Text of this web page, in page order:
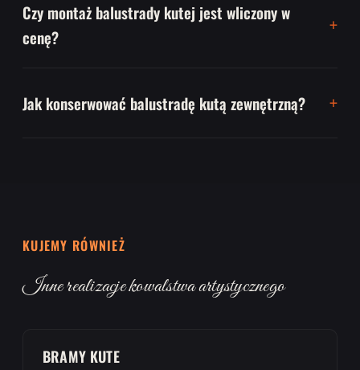
Czy montaż balustrady kutej jest wliczony w
cenę?
Jak konserwować balustradę kutą zewnętrzną?
KUJEMY RÓWNIEŻ
Inne realizacje kowalstwa artystycznego
BRAMY KUTE